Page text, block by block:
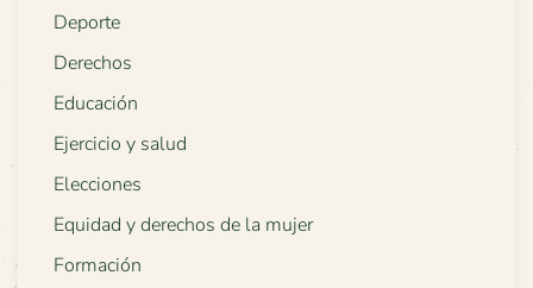
Deporte
Derechos
Educación
Ejercicio y salud
Elecciones
Equidad y derechos de la mujer
Formación